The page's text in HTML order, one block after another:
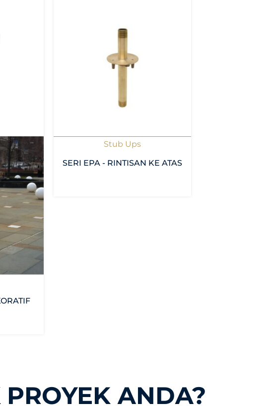
Stub Ups
SERI EPA - RINTISAN KE ATAS
PROYEK ANDA?